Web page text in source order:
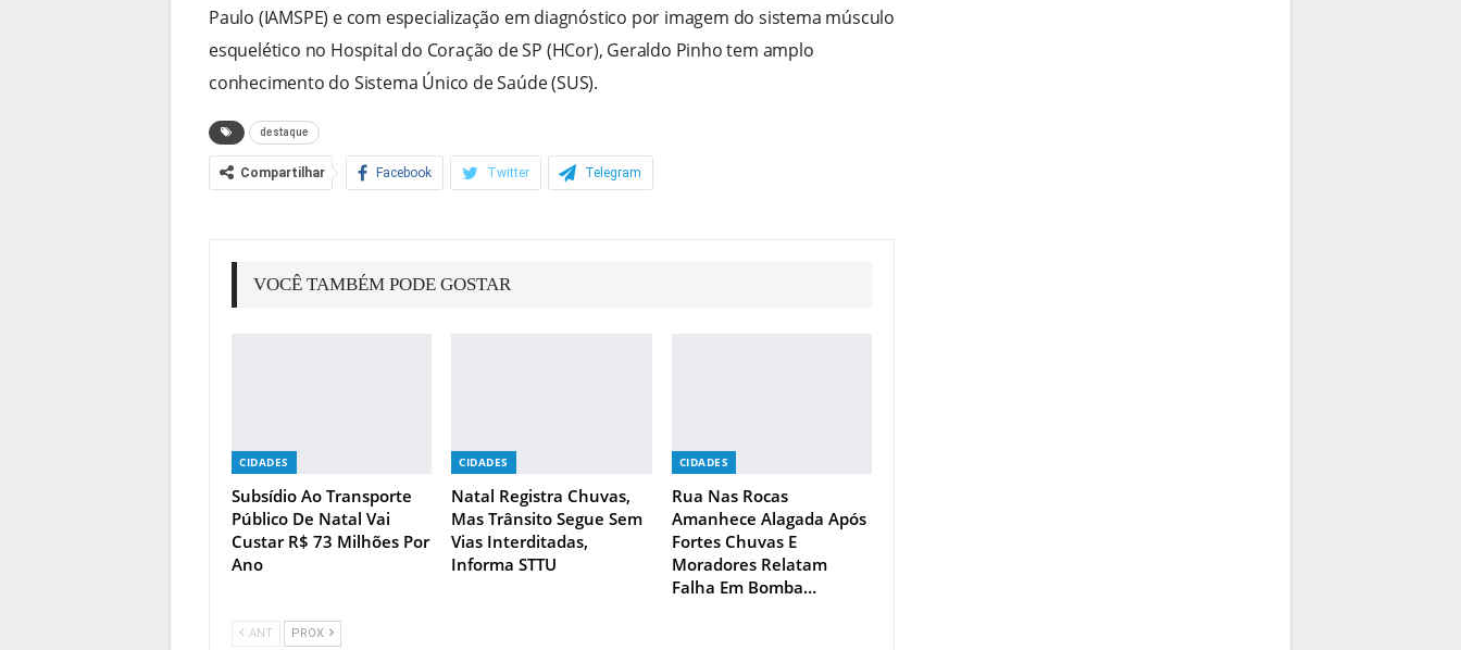
Paulo (IAMSPE) e com especialização em diagnóstico por imagem do sistema músculo
esquelético no Hospital do Coração de SP (HCor), Geraldo Pinho tem amplo
conhecimento do Sistema Único de Saúde (SUS).
destaque
Compartilhar Facebook Twitter Telegram
VOCÊ TAMBÉM PODE GOSTAR
CIDADES
Subsídio Ao Transporte
Público De Natal Vai
Custar R$ 73 Milhões Por
Ano
CIDADES
Natal Registra Chuvas,
Mas Trânsito Segue Sem
Vias Interditadas,
Informa STTU
CIDADES
Rua Nas Rocas
Amanhece Alagada Após
Fortes Chuvas E
Moradores Relatam
Falha Em Bomba…
ANT PROX